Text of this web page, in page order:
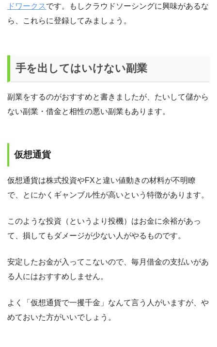
ドワークス です。もしクラウドソーシングに興味があるな
ら、これらに登録してみましょう。
手を出してはいけない副業
副業をするのがおすすめと書きましたが、たいして儲から
ない副業・借金と相性の悪い副業もあります。
仮想通貨
仮想通貨は株式投資やFXと違い値動きの材料が不明瞭
で、とにかくギャンブル性が高いという特徴があります。
このような投資（というより投機）はお金に余裕があっ
て、損してもダメージが少ない人がやるものです。
安定したお金が入ってこないので、毎月借金の支払いがあ
る人にはおすすめしません。
よく「仮想通貨で一攫千金」なんて言う人がいますが、や
めておいた方がいいでしょう。